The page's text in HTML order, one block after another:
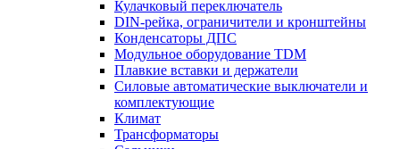
Кулачковый переключатель
DIN-рейка, ограничители и кронштейны
Конденсаторы ДПС
Модульное оборудование TDM
Плавкие вставки и держатели
Силовые автоматические выключатели и
комплектующие
Климат
Трансформаторы